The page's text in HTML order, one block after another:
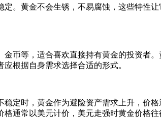
。黄金不会生锈，不易腐蚀，这些特性
币等，适合喜欢直接持有黄金的投资者
根据自身需求选择合适的形式。
定时，黄金作为避险资产需求上升，价
通常以美元计价，美元走强时黄金价格往